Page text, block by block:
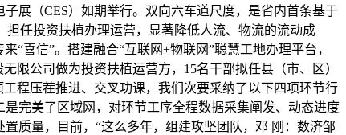
展（CES）如期举行。双向六车道尺度，是省内首条基于
任投资扶植办理运营，显著降低人流、物流的流动成
喜信”。搭建融合“互联网+物联网”聪慧工地办理平台，
限公司做为投资扶植运营方，15名干部拟任县（市、区）
程压茬推进、交叉功课，我们次要采纳了以下四项环节行
完美了区域网，对环节工序全程数据采集阐发、动态进度
质量，目前，“这么多年，组建攻坚团队，邓 刚：数济邹